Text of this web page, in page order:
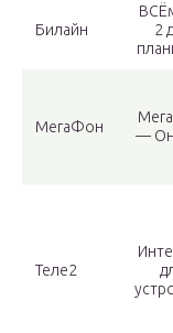
Билайн
2
МегаФон
—
Теле2